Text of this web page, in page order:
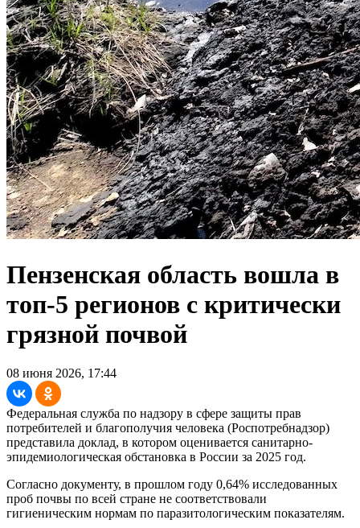
Пензенская область вошла в
топ-5 регионов с критически
грязной почвой
08 июня 2026, 17:44
Федеральная служба по надзору в сфере защиты прав
потребителей и благополучия человека (Роспотребнадзор)
представила доклад, в котором оценивается санитарно-
эпидемиологическая обстановка в России за 2025 год.
Согласно документу, в прошлом году 0,64% исследованных
проб почвы по всей стране не соответствовали
гигиеническим нормам по паразитологическим показателям.